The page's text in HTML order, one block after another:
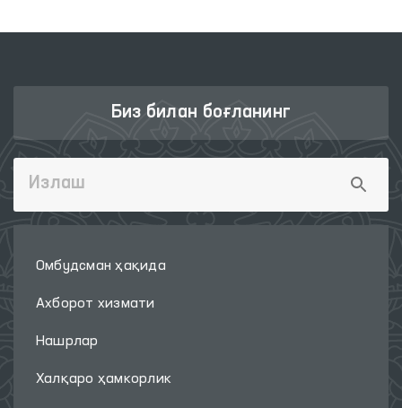
Биз билан боғланинг
Омбудсман ҳақида
Ахборот хизмати
Нашрлар
Халқаро ҳамкорлик